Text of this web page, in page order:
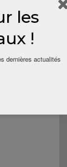
9 ans depuis
Répondre
les
!
dernières actualités